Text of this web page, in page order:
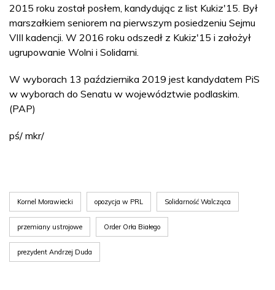
2015 roku został posłem, kandydując z list Kukiz'15. Był
marszałkiem seniorem na pierwszym posiedzeniu Sejmu
VIII kadencji. W 2016 roku odszedł z Kukiz'15 i założył
ugrupowanie Wolni i Solidarni.
W wyborach 13 października 2019 jest kandydatem PiS
w wyborach do Senatu w województwie podlaskim.
(PAP)
pś/ mkr/
Kornel Morawiecki opozycja w PRL Solidarność Walcząca
przemiany ustrojowe Order Orła Białego
prezydent Andrzej Duda